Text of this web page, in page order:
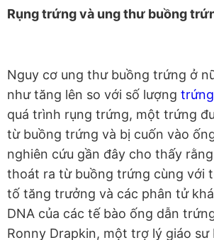
Rụng trứng và ung thư buồng
Nguy cơ ung thư buồng trứng ở
như tăng lên so với số lượng
quá trình rụng trứng, một trứng
từ buồng trứng và bị cuốn vào
nghiên cứu gần đây cho thấy
thoát ra từ buồng trứng cùng với
tố tăng trưởng và các phân tử
DNA của các tế bào ống dẫn
Ronny Drapkin, một trợ lý giáo sư